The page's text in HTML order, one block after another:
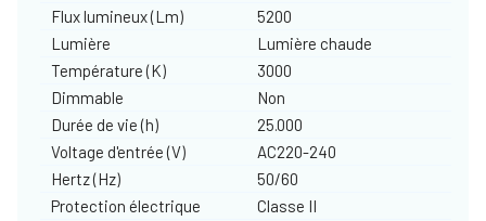
Flux lumineux (Lm)
5200
Lumière
Lumière chaude
Température (K)
3000
Dimmable
Non
Durée de vie (h)
25.000
Voltage d'entrée (V)
AC220-240
Hertz (Hz)
50/60
Protection électrique
Classe II